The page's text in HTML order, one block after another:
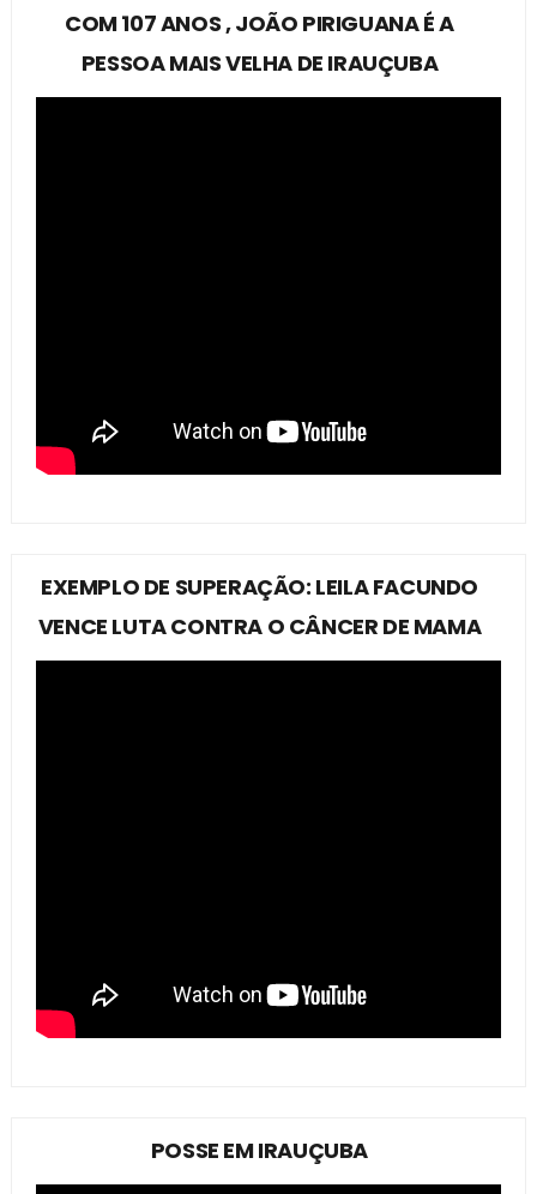
COM 107 ANOS , JOÃO PIRIGUANA É A
PESSOA MAIS VELHA DE IRAUÇUBA
EXEMPLO DE SUPERAÇÃO: LEILA FACUNDO
VENCE LUTA CONTRA O CÂNCER DE MAMA
POSSE EM IRAUÇUBA